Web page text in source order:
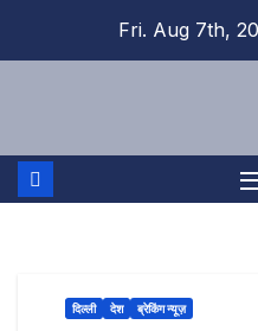
Fri. Aug 7th,
दिल्ली देश ब्रेकिंग न्यूज़